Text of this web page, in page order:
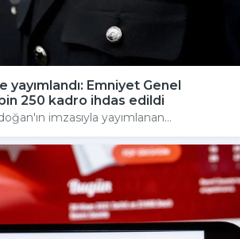
yayımlandı: Emniyet Genel
250 kadro ihdas edildi
imzasıyla yayımlanan...